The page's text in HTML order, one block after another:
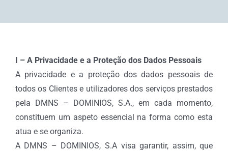
I – A Privacidade e a Proteção dos Dados Pessoais
A privacidade e a proteção dos dados pessoais de
todos os Clientes e utilizadores dos serviços prestados
pela DMNS – DOMINIOS, S.A., em cada momento,
constituem um aspeto essencial na forma como esta
atua e se organiza.
A DMNS – DOMINIOS, S.A visa garantir, assim, que